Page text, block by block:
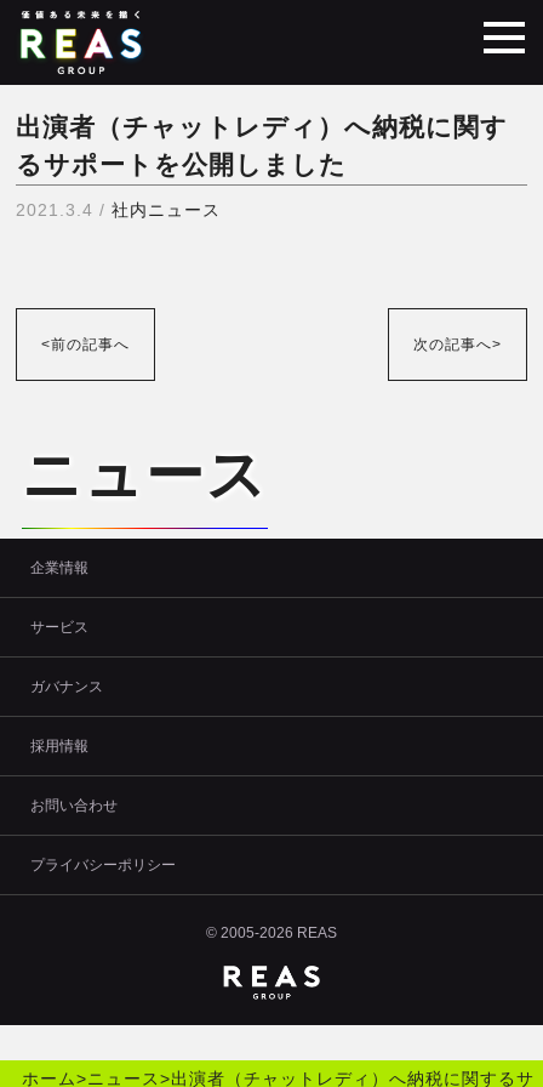
ニュース
ホーム>ニュース>出演者（チャットレディ）へ納税に関するサ
出演者（チャットレディ）へ納税に関す
るサポートを公開しました
2021.3.4 /社内ニュース
<前の記事へ 次の記事へ>
企業情報
サービス
ガバナンス
採用情報
お問い合わせ
プライバシーポリシー
© 2005-2026 REAS